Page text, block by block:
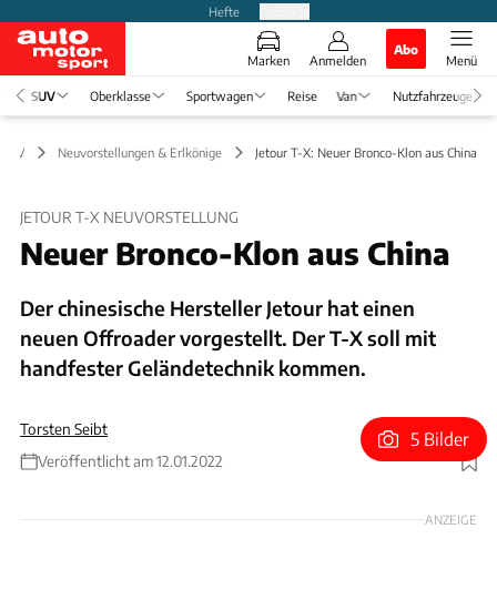
Hefte
Marken Anmelden
Abo
Menü
SUV Oberklasse Sportwagen Reise Van Nutzfahrzeuge
SUV Neuvorstellungen & Erlkönige Jetour T-X: Neuer Bronco-Klon aus China
JETOUR T-X NEUVORSTELLUNG
Neuer Bronco-Klon aus China
Der chinesische Hersteller Jetour hat einen
neuen Offroader vorgestellt. Der T-X soll mit
handfester Geländetechnik kommen.
Torsten Seibt
Veröffentlicht am 12.01.2022
Foto: Jetour
5 Bilder
ANZEIGE